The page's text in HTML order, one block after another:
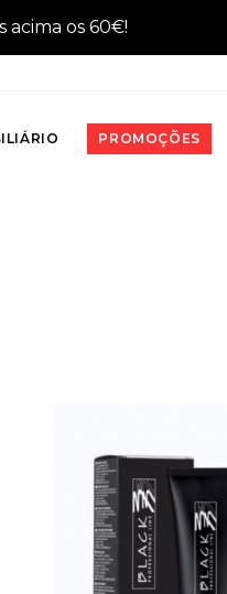
acima os 60€!
PROMOÇÕES